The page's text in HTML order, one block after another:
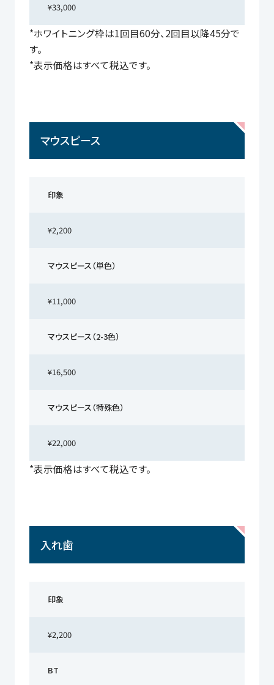
¥33,000
*ホワイトニング枠は1回目60分、2回目以降45分で
す。
*表示価格はすべて税込です。
マウスピース
印象
¥2,200
マウスピース（単色）
¥11,000
マウスピース（2-3色）
¥16,500
マウスピース（特殊色）
¥22,000
*表示価格はすべて税込です。
入れ歯
印象
¥2,200
BT